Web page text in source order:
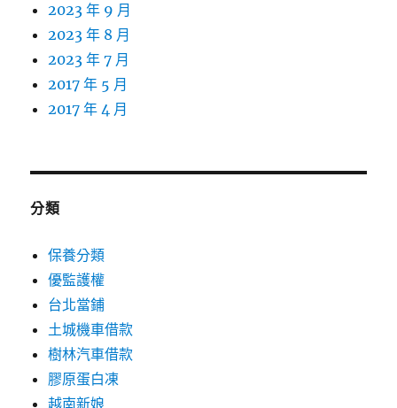
2023 年 9 月
2023 年 8 月
2023 年 7 月
2017 年 5 月
2017 年 4 月
分類
保養分類
優監護權
台北當鋪
土城機車借款
樹林汽車借款
膠原蛋白凍
越南新娘